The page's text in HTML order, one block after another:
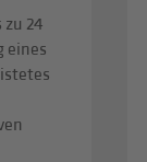
24
eines